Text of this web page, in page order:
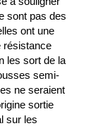
sont pas des
ont une
résistance
les sort de la
semi-
ne seraient
sortie
sur les